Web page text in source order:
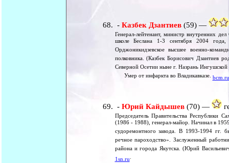
- Казбек Дзантиев (59) —
Генерал-лейтенант, министр внутренних
школе Беслана 1-3 сентября 2004
Орджоникидзевское высшее военно-
полковника. (Казбек Борисович Дзантиев
Северной Осетии ныне г. Назрань Ингушской
Умер от инфаркта во Владикавказе. bcm.ru
- Юрий Кайдышев (70) —
Председатель Правительства
(1986 - 1988), генерал-майор. Начинал в
судоремонтного завода. В 1993-1994 гг.
речное пароходство». Заслуженный
района и города Якутска. (Юрий
1sn.ru.